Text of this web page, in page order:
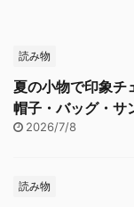
読み物
夏の小物で印象チ
帽子・バッグ・サ
2026/7/8
読み物